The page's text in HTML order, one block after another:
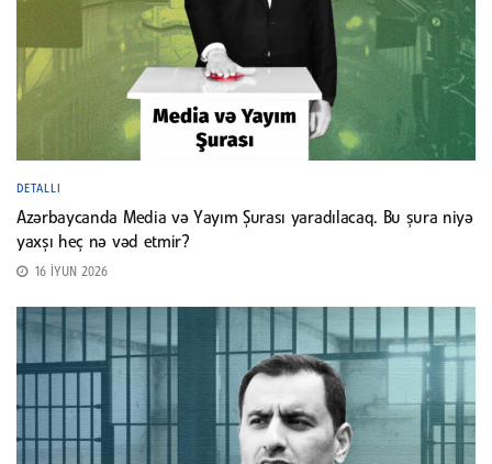
DETALLI
Azərbaycanda Media və Yayım Şurası yaradılacaq. Bu şura niyə
yaxşı heç nə vəd etmir?
16 İYUN 2026